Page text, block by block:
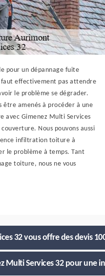
pour un dépannage fuite
effectivement pas attendre
le problème se dégrader.
être amenés à procéder à une
avec Gimenez Multi Services
Nous pouvons aussi
infiltration toiture à
le problème à temps. Tant
toiture, nous ne vous
32 vous offre des devis
Multi Services 32 pour une